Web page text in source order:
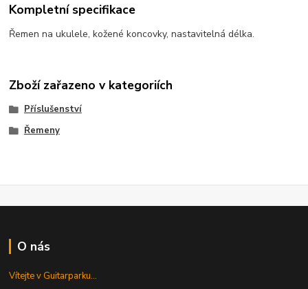
Kompletní specifikace
Řemen na ukulele, kožené koncovky, nastavitelná délka.
Zboží zařazeno v kategoriích
Příslušenství
Řemeny
O nás
Vítejte v Guitarparku...